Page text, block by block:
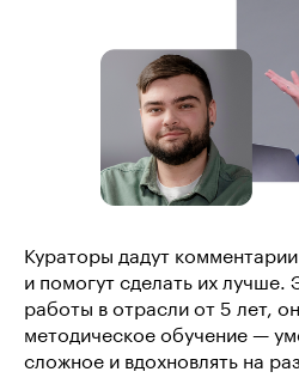
Кураторы дадут
и помогут сделать их
работы в отрасли от 5 лет,
методическое обучение —
сложное и вдохновлять на